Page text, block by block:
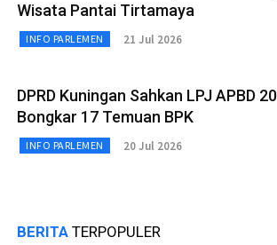
Wisata Pantai Tirtamaya
INFO PARLEMEN 21 Jul 2026
DPRD Kuningan Sahkan LPJ APBD
Bongkar 17 Temuan BPK
INFO PARLEMEN 20 Jul 2026
BERITA TERPOPULER